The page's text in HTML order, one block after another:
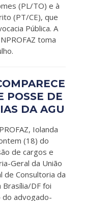
(PL/TO) e à
(PT/CE), que
Pública. A
toma
POSSE DE
DA AGU
Iolanda
(18) do
de cargos e
Geral da União
de Consultoria da
Brasília/DF foi
advogado-